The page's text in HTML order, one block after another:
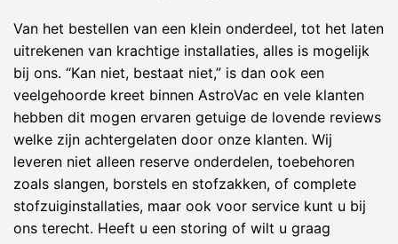
Van het bestellen van een klein onderdeel, tot het laten
uitrekenen van krachtige installaties, alles is mogelijk
bij ons. “Kan niet, bestaat niet,” is dan ook een
veelgehoorde kreet binnen AstroVac en vele klanten
hebben dit mogen ervaren getuige de lovende reviews
welke zijn achtergelaten door onze klanten. Wij
leveren niet alleen reserve onderdelen, toebehoren
zoals slangen, borstels en stofzakken, of complete
stofzuiginstallaties, maar ook voor service kunt u bij
ons terecht. Heeft u een storing of wilt u graag